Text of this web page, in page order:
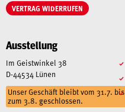
VERTRAG WIDERRUFEN
Ausstellung
Im Geistwinkel 38
D-44534 Lünen
Unser Geschäft bleibt vom 31.7. bis
zum 3.8. geschlossen.